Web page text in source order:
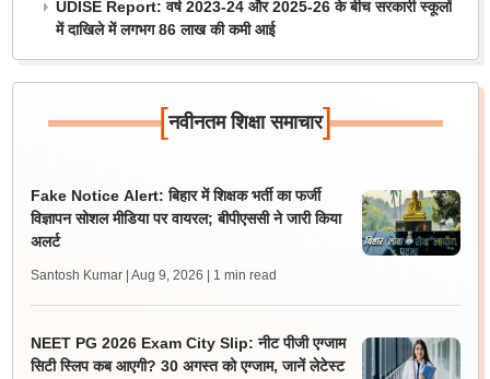
UDISE Report: वर्ष 2023-24 और 2025-26 के बीच सरकारी स्कूलों
में दाखिले में लगभग 86 लाख की कमी आई
[नवीनतम शिक्षा समाचार]
Fake Notice Alert: बिहार में शिक्षक भर्ती का फर्जी
विज्ञापन सोशल मीडिया पर वायरल; बीपीएससी ने जारी किया
अलर्ट
Santosh Kumar | Aug 9, 2026 | 1 min read
NEET PG 2026 Exam City Slip: नीट पीजी एग्जाम
सिटी स्लिप कब आएगी? 30 अगस्त को एग्जाम, जानें लेटेस्ट